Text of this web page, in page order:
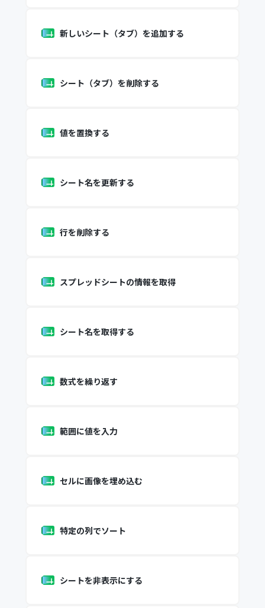
新しいシート（タブ）を追加する
シート（タブ）を削除する
値を置換する
シート名を更新する
行を削除する
スプレッドシートの情報を取得
シート名を取得する
数式を繰り返す
範囲に値を入力
セルに画像を埋め込む
特定の列でソート
シートを非表示にする